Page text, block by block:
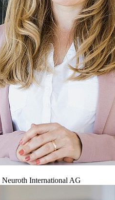
Neuroth International AG